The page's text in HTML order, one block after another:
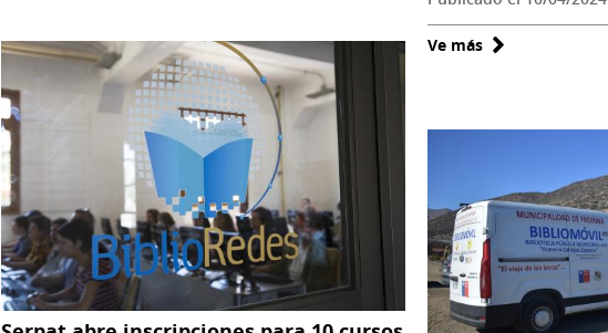
de
la
Lectura
conmemora
del
libro
con
cientos
de
Ve más sobre
de
Coordinación
de
Bibliotecas
Públicas
de